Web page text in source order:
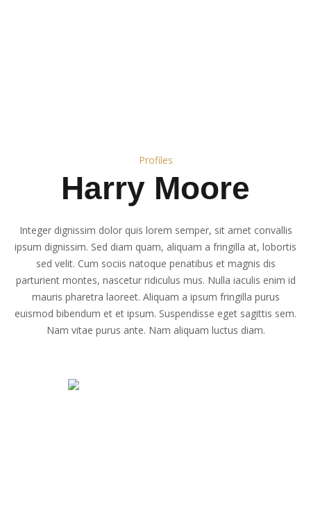
Profiles
Harry Moore
Integer dignissim dolor quis lorem semper, sit amet convallis
ipsum dignissim. Sed diam quam, aliquam a fringilla at, lobortis
sed velit. Cum sociis natoque penatibus et magnis dis
parturient montes, nascetur ridiculus mus. Nulla iaculis enim id
mauris pharetra laoreet. Aliquam a ipsum fringilla purus
euismod bibendum et et ipsum. Suspendisse eget sagittis sem.
Nam vitae purus ante. Nam aliquam luctus diam.